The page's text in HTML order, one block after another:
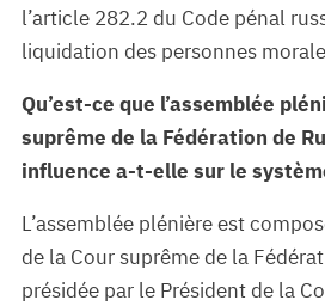
l’article 282.2 du Code pénal
liquidation des personnes
Qu’est-ce que l’assemblée
suprême de la Fédération de
influence a-t-elle sur le
L’assemblée plénière est
de la Cour suprême de la
présidée par le Président de la